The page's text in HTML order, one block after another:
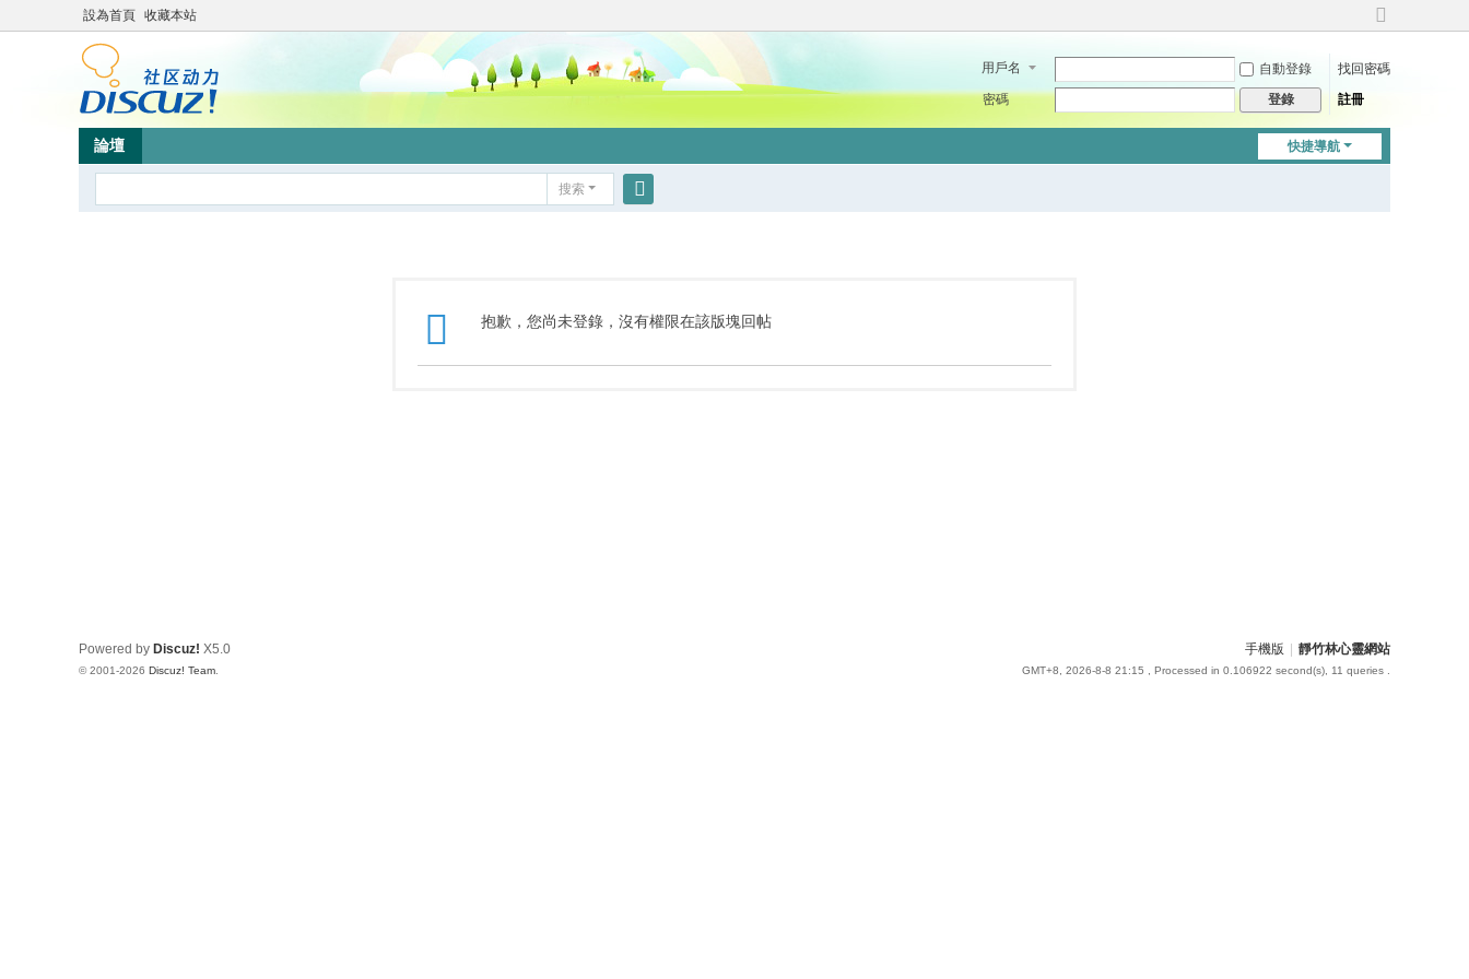
設為首頁 收藏本站
切
到
用戶名 自動登錄
找回密碼
密碼
登錄 註冊
快捷導航
論壇
搜索
抱歉，您尚未登錄，沒有權限在該版塊回帖
手機版 靜竹林心靈網站
GMT+8, 2026-8-8 21:15 , Processed in 0.106922 second(s), 11 queries .
Powered by Discuz! X5.0
© 2001-2026 Discuz! Team